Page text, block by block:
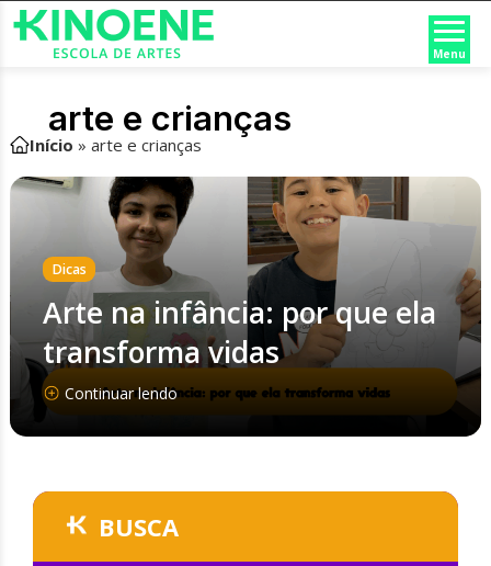
Menu
arte e crianças
Início » arte e crianças
Dicas
Arte na infância: por que ela
transforma vidas
Continuar lendo
BUSCA